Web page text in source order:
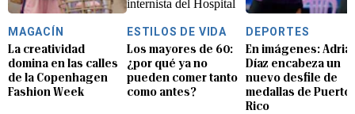
MAGACÍN
La creatividad
domina en las calles
de la Copenhagen
Fashion Week
ESTILOS DE VIDA
Los mayores de 60:
¿por qué ya no
pueden comer tanto
como antes?
DEPORTES
En imágenes:
Díaz encabeza un
nuevo desfile de
medallas de Puerto
Rico